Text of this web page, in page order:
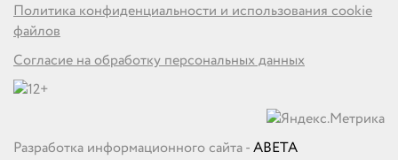
Политика конфиденциальности и использования cookie
файлов
Согласие на обработку персональных данных
Разработка информационного сайта -ABETA